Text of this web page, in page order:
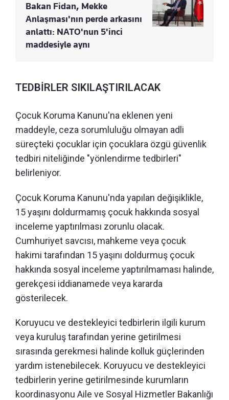
Bakan Fidan, Mekke
Anlaşması'nın perde arkasını
anlattı: NATO'nun 5'inci
maddesiyle aynı
TEDBİRLER SIKILAŞTIRILACAK
Çocuk Koruma Kanunu'na eklenen yeni
maddeyle, ceza sorumluluğu olmayan adli
süreçteki çocuklar için çocuklara özgü güvenlik
tedbiri niteliğinde "yönlendirme tedbirleri"
belirleniyor.
Çocuk Koruma Kanunu'nda yapılan değişiklikle,
15 yaşını doldurmamış çocuk hakkında sosyal
inceleme yaptırılması zorunlu olacak.
Cumhuriyet savcısı, mahkeme veya çocuk
hakimi tarafından 15 yaşını doldurmuş çocuk
hakkında sosyal inceleme yaptırılmaması halinde,
gerekçesi iddianamede veya kararda
gösterilecek.
Koruyucu ve destekleyici tedbirlerin ilgili kurum
veya kuruluş tarafından yerine getirilmesi
sırasında gerekmesi halinde kolluk güçlerinden
yardım istenebilecek. Koruyucu ve destekleyici
tedbirlerin yerine getirilmesinde kurumların
koordinasyonu Aile ve Sosyal Hizmetler Bakanlığı